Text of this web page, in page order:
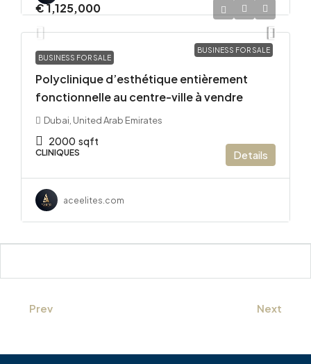
BUSINESS FOR SALE
€ 1,125,000
BUSINESS FOR SALE
Polyclinique d’esthétique entièrement
fonctionnelle au centre-ville à vendre
Dubai, United Arab Emirates
2000 sqft
CLINIQUES Details
aceelites.com
Prev Next